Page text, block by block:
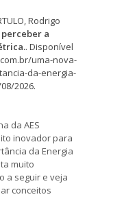
Rodrigo
a
. Disponível
uma-nova-
da-energia-
2026.
da AES
inovador para
da Energia
muito
a seguir e veja
conceitos